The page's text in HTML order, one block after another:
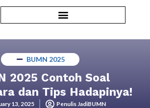
BUMN 2025
2025 Contoh Soal
dan Tips Hadapinya!
13, 2025 Penulis JadiBUMN